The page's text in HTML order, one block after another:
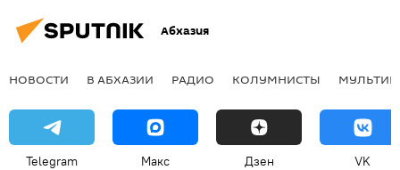
Абхазия
НОВОСТИ В АБХАЗИИ РАДИО КОЛУМНИСТЫ
Telegram Макс Дзен VK